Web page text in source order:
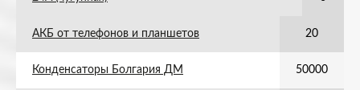
АКБ от телефонов и планшетов 20
Конденсаторы Болгария ДМ 50000